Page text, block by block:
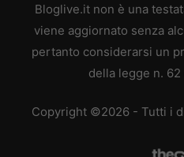
Bloglive.it non è una
viene aggiornato senza
pertanto considerarsi un
della legge n. 62
Copyright ©2026 - Tutti i